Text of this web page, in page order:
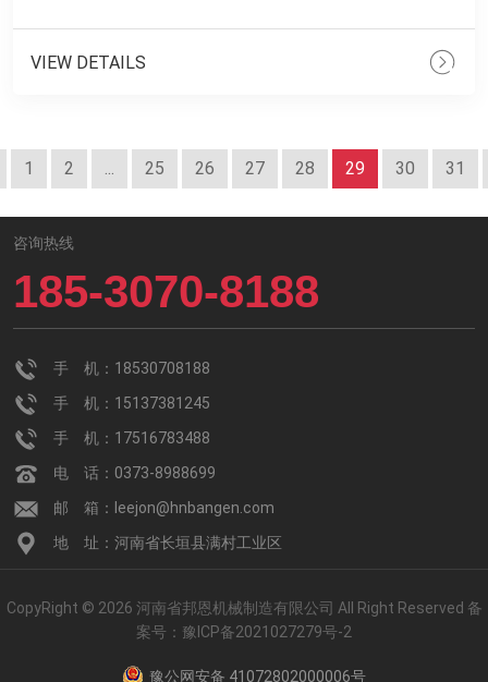
VIEW DETAILS
1 2 ... 25 26 27 28 29 30 31
咨询热线
185-3070-8188
手 机：18530708188
手 机：15137381245
手 机：17516783488
电 话：0373-8988699
邮 箱：leejon@hnbangen.com
地 址：河南省长垣县满村工业区
CopyRight © 2026 河南省邦恩机械制造有限公司 All Right Reserved 备
案号： 豫ICP备2021027279号-2
豫公网安备 41072802000006号